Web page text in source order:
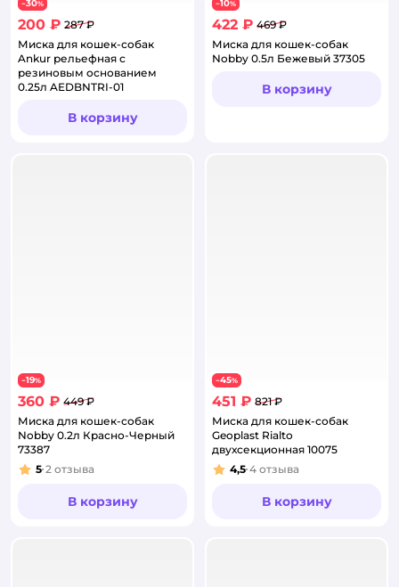
−30%
200 ₽ 287 ₽
Миска для кошек-собак
Ankur рельефная с
резиновым основанием
0.25л AEDBNTRI-01
В корзину
−10%
422 ₽ 469 ₽
Миска для кошек-собак
Nobby 0.5л Бежевый 37305
В корзину
−19%
360 ₽ 449 ₽
Миска для кошек-собак
Nobby 0.2л Красно-Черный
73387
Рейтинг:
5 2 отзыва
В корзину
−45%
451 ₽ 821 ₽
Миска для кошек-собак
Geoplast Rialto
двухсекционная 10075
Рейтинг:
4,5 4 отзыва
В корзину